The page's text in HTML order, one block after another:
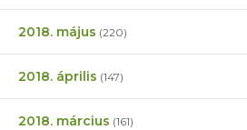
2018. május (220)
2018. április (147)
2018. március (161)